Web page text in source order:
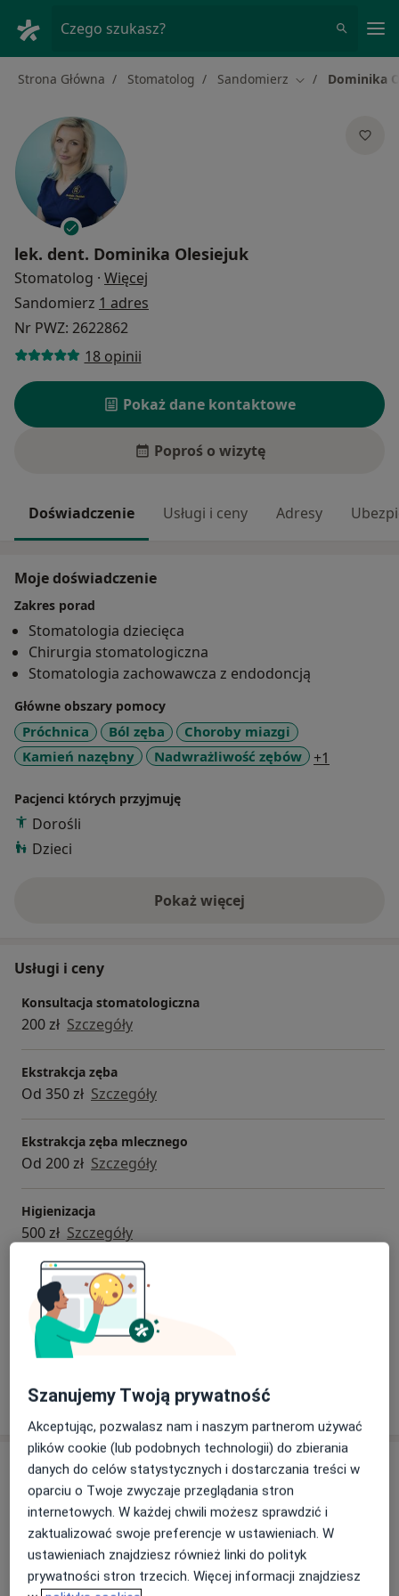
Czego szukasz?
Strona Główna Stomatolog Sandomierz Zmień miasto
Dominika
lek. dent. Dominika Olesiejuk
Stomatolog · Więcej
Sandomierz 1 adres
Nr PWZ: 2622862
18 opinii
Pokaż dane kontaktowe
Poproś o wizytę
Doświadczenie Usługi i ceny Adresy
Moje doświadczenie
Zakres porad
Stomatologia dziecięca
Chirurgia stomatologiczna
Stomatologia zachowawcza z endodoncją
Główne obszary pomocy
Próchnica Ból zęba
Choroby miazgi
Kamień nazębny
Nadwrażliwość zębów +1
Pacjenci których przyjmuję
Dorośli
Dzieci
Pokaż więcejo doświadczeniu
Usługi i ceny
Konsultacja stomatologiczna
200 zł Szczegóły
Ekstrakcja zęba
Od 350 zł Szczegóły
Ekstrakcja zęba mlecznego
Od 200 zł Szczegóły
Higienizacja
500 zł Szczegóły
Interwencja endodontyczna
400 zł Szczegóły
+ 11 usług
W jaki sposób ustalane są ceny?
Adres
DentaLove Sandomierz
Energetyczna 2/l5,2/L5, 27-600Sandomierz
Powiększ mapę
Szanujemy Twoją prywatność
Akceptując, pozwalasz nam i naszym partnerom używać
plików cookie (lub podobnych technologii) do zbierania
danych do celów statystycznych i dostarczania treści w
oparciu o Twoje zwyczaje przeglądania stron
internetowych. W każdej chwili możesz sprawdzić i
zaktualizować swoje preferencje w ustawieniach. W
ustawieniach znajdziesz również linki do polityk
prywatności stron trzecich. Więcej informacji znajdziesz